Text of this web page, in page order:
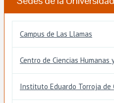
Campus de Las Llamas
Centro de Ciencias Humanas
Instituto Eduardo Torroja de